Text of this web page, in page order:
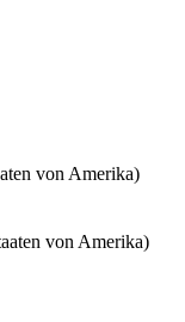
von Amerika)
von Amerika)